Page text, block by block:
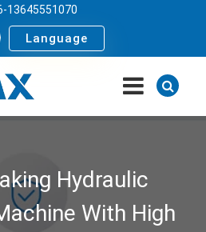
13645551070
Language
Hydraulic
With High